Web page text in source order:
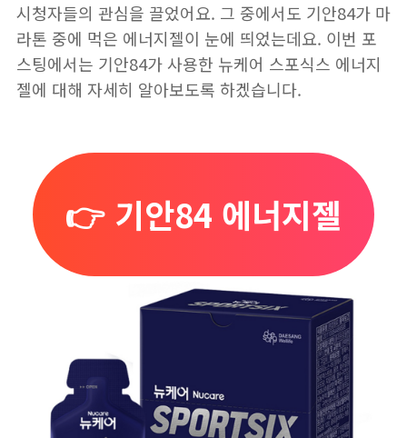
시청자들의 관심을 끌었어요. 그 중에서도 기안84가 마
라톤 중에 먹은 에너지젤이 눈에 띄었는데요. 이번 포
스팅에서는 기안84가 사용한 뉴케어 스포식스 에너지
젤에 대해 자세히 알아보도록 하겠습니다.
👉 기안84 에너지젤